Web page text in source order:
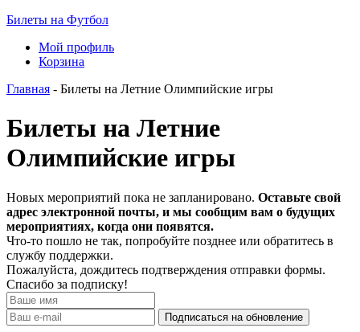
Билеты на Футбол
Мой профиль
Корзина
Главная - Билеты на Летние Олимпийские игры
Билеты на Летние
Олимпийские игры
Новых мероприятий пока не запланировано. Оставьте свой
адрес электронной почты, и мы сообщим вам о будущих
мероприятиях, когда они появятся.
Что-то пошло не так, попробуйте позднее или обратитесь в
службу поддержки.
Пожалуйста, дождитесь подтверждения отправки формы.
Спасибо за подписку!
Подписаться на обновление